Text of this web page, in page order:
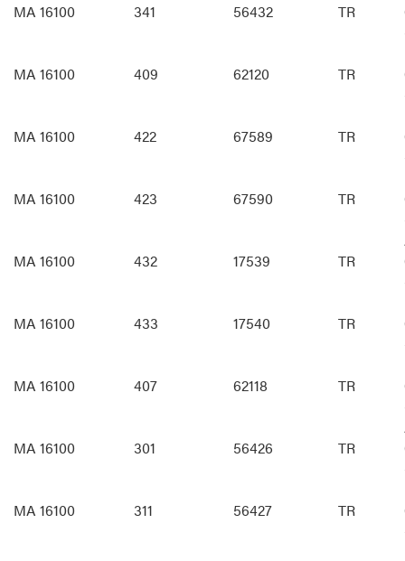
MA 16100
341 56432 TR
MA 16100
409 62120 TR
MA 16100
422 67589 TR
MA 16100
423 67590 TR
MA 16100
432 17539 TR
MA 16100
433 17540 TR
MA 16100
407 62118 TR
MA 16100
301 56426 TR
MA 16100
311 56427 TR